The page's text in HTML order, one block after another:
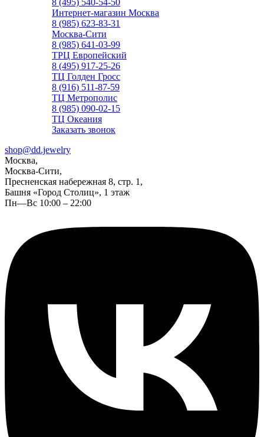
8 (495) 540-54-50
Интернет-магазин Москва
8 (985) 623-83-31
Москва-Сити
8 (985) 641-03-99
ТРЦ Европейский
8 (495) 917-25-26
ТЦ Голден Гросс
8 (916) 511-87-59
ТЦ Метрополис
8 (985) 090-02-15
ТЦ Океания
Заказать звонок
shop@dd.jewelry
Москва,
Москва-Сити,
Пресненская набережная 8, стр. 1,
Башня «Город Столиц», 1 этаж
Пн—Вс 10:00 – 22:00